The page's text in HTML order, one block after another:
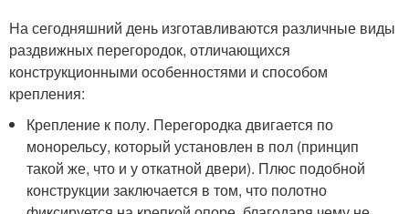
На сегодняшний день изготавливаются различные виды
раздвижных перегородок, отличающихся
конструкционными особенностями и способом
крепления:
Крепление к полу. Перегородка двигается по
монорельсу, который установлен в пол (принцип
такой же, что и у откатной двери). Плюс подобной
конструкции заключается в том, что полотно